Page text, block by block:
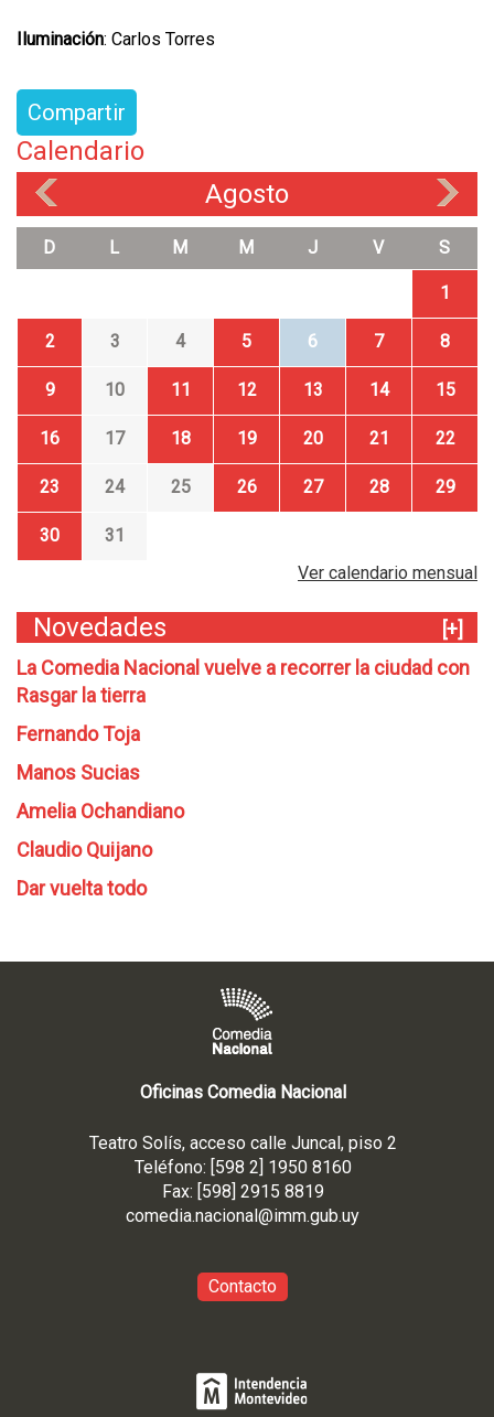
Iluminación: Carlos Torres
Compartir
Calendario
Agosto
D L M M J V S
1
2 3 4 5 6 7 8
9 10 11 12 13 14 15
16 17 18 19 20 21 22
23 24 25 26 27 28 29
30
31
Ver calendario mensual
Novedades
[+]
La Comedia Nacional vuelve a recorrer la ciudad con
Rasgar la tierra
Fernando Toja
Manos Sucias
Amelia Ochandiano
Claudio Quijano
Dar vuelta todo
Oficinas Comedia Nacional
Teatro Solís, acceso calle Juncal, piso 2
Teléfono: [598 2] 1950 8160
Fax: [598] 2915 8819
comedia.nacional@imm.gub.uy
Contacto